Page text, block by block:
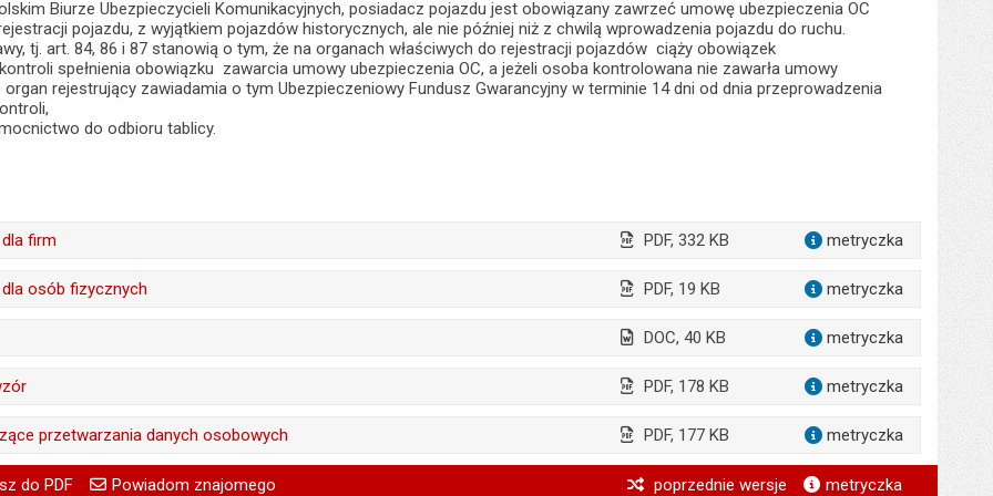
Biurze Ubezpieczycieli Komunikacyjnych, posiadacz pojazdu jest obowiązany zawrzeć umowę ubezpieczenia OC
pojazdu, z wyjątkiem pojazdów historycznych, ale nie później niż z chwilą wprowadzenia pojazdu do ruchu.
tj. art. 84, 86 i 87 stanowią o tym, że na organach właściwych do rejestracji pojazdów ciąży obowiązek
spełnienia obowiązku zawarcia umowy ubezpieczenia OC, a jeżeli osoba kontrolowana nie zawarła umowy
rejestrujący zawiadamia o tym Ubezpieczeniowy Fundusz Gwarancyjny w terminie 14 dni od dnia przeprowadzenia
do odbioru tablicy.
firm
PDF, 332 KB metryczka
Monika Florczak
17.06.2026 14:24
osób fizycznych PDF, 19 KB metryczka
09.03.2018 08:32
DOC, 40 KB metryczka
Monika Florczak
09.03.2018 08:32
PDF, 178 KB metryczka
Bożena Bronowicka
20.08.2020
przetwarzania danych osobowych PDF, 177 KB metryczka
treść:
Iwona Jasińska
Powiadom znajomego
Twoje imię i nazwiskoPole wymagane *
do PDF Powiadom znajomego poprzednie wersje metryczka